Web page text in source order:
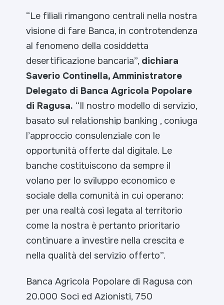
“Le filiali rimangono centrali nella nostra
visione di fare Banca, in controtendenza
al fenomeno della cosiddetta
desertificazione bancaria”, dichiara
Saverio Continella, Amministratore
Delegato di Banca Agricola Popolare
di Ragusa. “Il nostro modello di servizio,
basato sul relationship banking , coniuga
l’approccio consulenziale con le
opportunità offerte dal digitale. Le
banche costituiscono da sempre il
volano per lo sviluppo economico e
sociale della comunità in cui operano:
per una realtà così legata al territorio
come la nostra è pertanto prioritario
continuare a investire nella crescita e
nella qualità del servizio offerto”.
Banca Agricola Popolare di Ragusa con
20.000 Soci ed Azionisti, 750